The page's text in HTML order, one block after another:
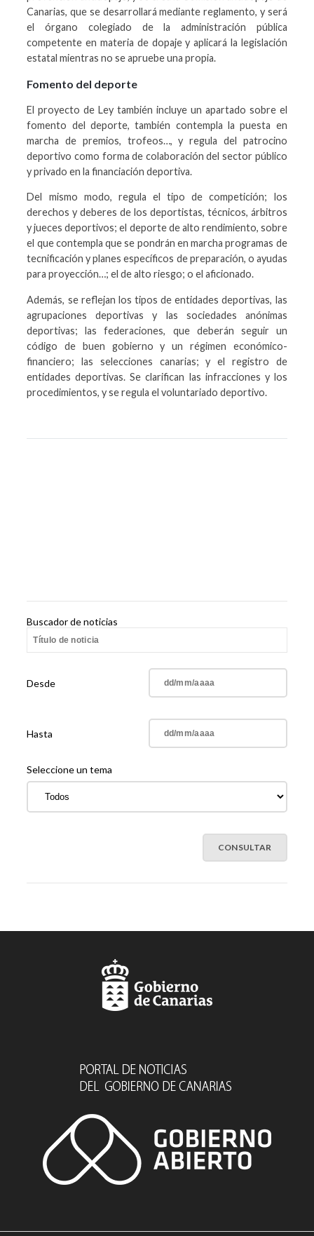
Canarias, que se desarrollará mediante reglamento, y será
el órgano colegiado de la administración pública
competente en materia de dopaje y aplicará la legislación
estatal mientras no se apruebe una propia.
Fomento del deporte
El proyecto de Ley también incluye un apartado sobre el
fomento del deporte, también contempla la puesta en
marcha de premios, trofeos…, y regula del patrocino
deportivo como forma de colaboración del sector público
y privado en la financiación deportiva.
Del mismo modo, regula el tipo de competición; los
derechos y deberes de los deportistas, técnicos, árbitros
y jueces deportivos; el deporte de alto rendimiento, sobre
el que contempla que se pondrán en marcha programas de
tecnificación y planes específicos de preparación, o ayudas
para proyección…; el de alto riesgo; o el aficionado.
Además, se reflejan los tipos de entidades deportivas, las
agrupaciones deportivas y las sociedades anónimas
deportivas; las federaciones, que deberán seguir un
código de buen gobierno y un régimen económico-
financiero; las selecciones canarias; y el registro de
entidades deportivas. Se clarifican las infracciones y los
procedimientos, y se regula el voluntariado deportivo.
Buscador de noticias
Desde
Hasta
Seleccione un tema